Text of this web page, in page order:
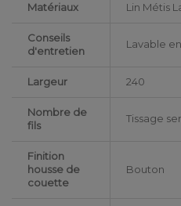
Matériaux Lin Métis
Conseils
d'entretien
Lavable
Largeur 240
Nombre de
fils
Tissage
Finition
housse de
couette
Bouton